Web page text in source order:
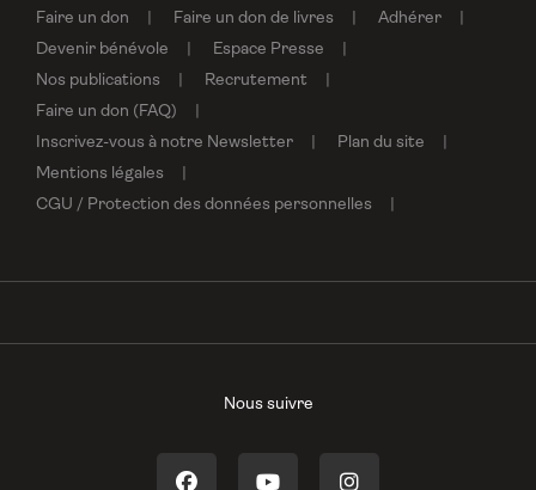
Faire un don Faire un don de livres
Adhérer
Devenir bénévole
Espace Presse
Nos publications
Recrutement
Faire un don (FAQ)
Inscrivez-vous à notre Newsletter
Plan du site
Mentions légales
CGU / Protection des données personnelles
Nous suivre